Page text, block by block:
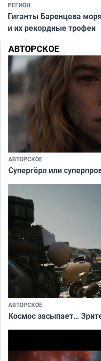
РЕГИОН
Гиганты Баренцева
и их рекордные трофеи
АВТОРСКОЕ
АВТОРСКОЕ
Супергёрл или
АВТОРСКОЕ
Космос засыпает…